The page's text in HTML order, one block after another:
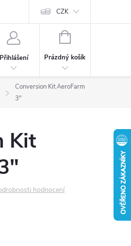
CZK
Přihlášení
NÁKUPNÍ
Prázdný košík
Conversion Kit AeroFarm
3"
Kit
hodnocení